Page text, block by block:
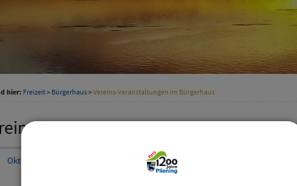
hier: Freizeit> Bürgerhaus>Vereins-Veranstaltungen im Bürgerhaus
Oktober 2024